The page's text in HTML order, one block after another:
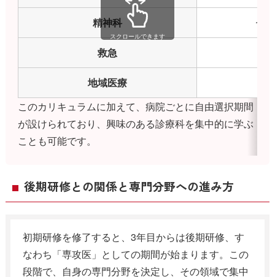
精神科 う
救急
地域医療
このカリキュラムに加えて、病院ごとに自由選択期間
が設けられており、興味のある診療科を集中的に学ぶ
ことも可能です。
スクロールできます
後期研修との関係と専門分野への進み方
初期研修を修了すると、3年目からは後期研修、す
なわち「専攻医」としての期間が始まります。この
段階で、自身の専門分野を決定し、その領域で集中